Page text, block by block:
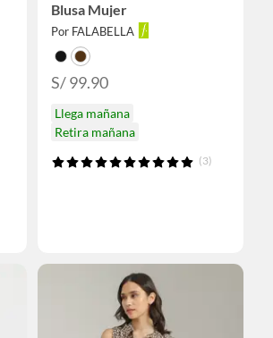
Blusa Mujer
Por FALABELLA
S/ 99.90
Llega mañana
Retira mañana
(3)